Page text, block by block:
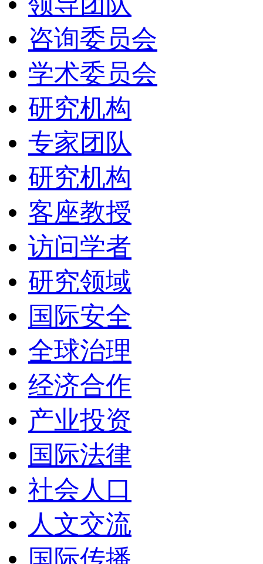
咨询委员会
学术委员会
研究机构
专家团队
研究机构
客座教授
访问学者
研究领域
国际安全
全球治理
经济合作
产业投资
国际法律
社会人口
人文交流